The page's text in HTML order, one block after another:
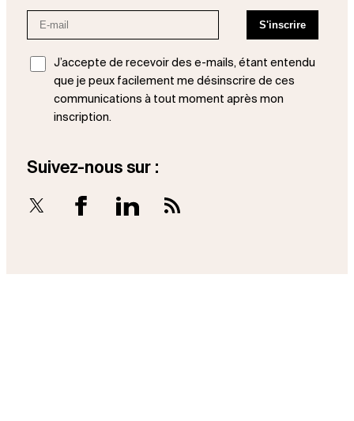
J’accepte de recevoir des e-mails, étant entendu
que je peux facilement me désinscrire de ces
communications à tout moment après mon
inscription.
Suivez-nous sur :
X Facebook LinkedIn RSS Feed